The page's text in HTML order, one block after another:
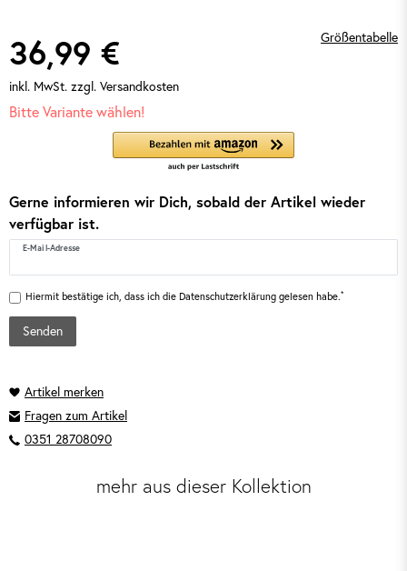
Größentabelle
36,99 €
inkl. MwSt. zzgl. Versandkosten
Bitte Variante wählen!
Gerne informieren wir Dich, sobald der Artikel wieder
verfügbar ist.
E-Mail-Adresse
Hiermit bestätige ich, dass ich die Daten­schutz­erklärunggelesen habe.*
Senden
Fragen zum Artikel
0351 28708090
mehr aus dieser Kollektion